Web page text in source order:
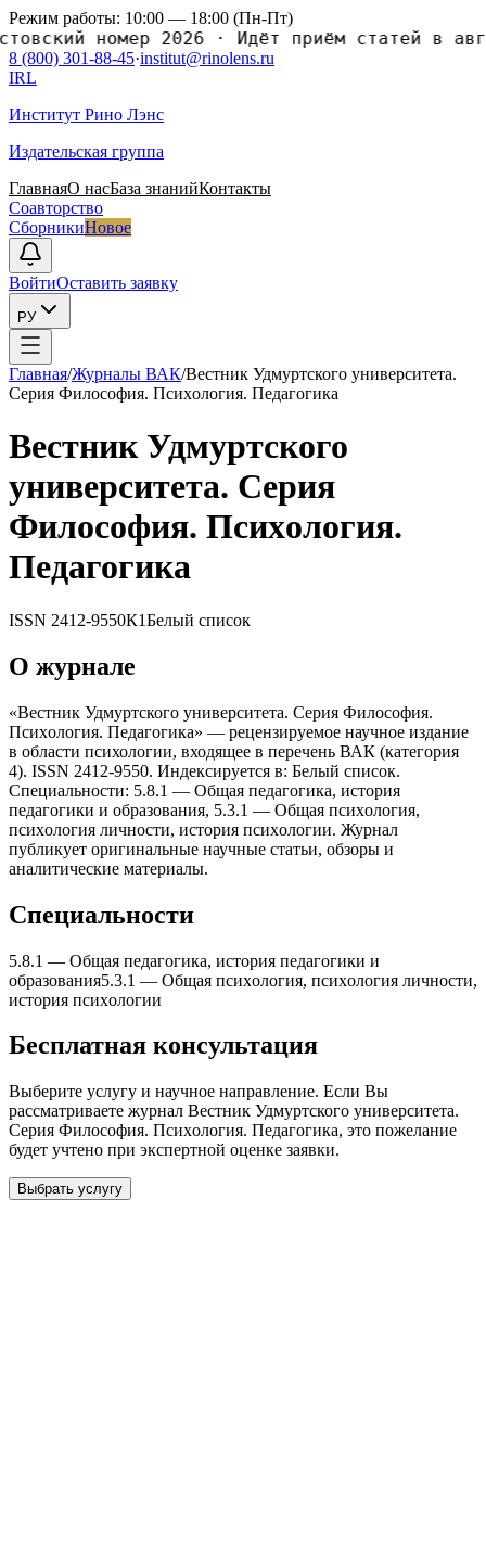
Режим работы: 10:00 — 18:00 (Пн-Пт)
номер 2026·Идёт приём статей в
8 (800) 301-88-45·institut@rinolens.ru
IRL
Институт Рино Лэнс
Издательская группа
ГлавнаяО насБаза знанийКонтакты
Соавторство
СборникиНовое
ВойтиОставить заявку
РУ
Главная/Журналы ВАК/Вестник Удмуртского университета.
Серия Философия. Псиxология. Педагогика
Вестник Удмуртского
университета. Серия
Философия. Псиxология.
Педагогика
ISSN 2412-9550К1Белый список
О журнале
«Вестник Удмуртского университета. Серия Философия.
Псиxология. Педагогика» — рецензируемое научное издание
в области психологии, входящее в перечень ВАК (категория
4). ISSN 2412-9550. Индексируется в: Белый список.
Специальности: 5.8.1 — Общая педагогика, история
педагогики и образования, 5.3.1 — Общая псиxология,
псиxология личности, история псиxологии. Журнал
публикует оригинальные научные статьи, обзоры и
аналитические материалы.
Специальности
5.8.1 — Общая педагогика, история педагогики и
образования5.3.1 — Общая псиxология, псиxология личности,
история псиxологии
Бесплатная консультация
Выберите услугу и научное направление. Если Вы
рассматриваете журнал Вестник Удмуртского университета.
Серия Философия. Псиxология. Педагогика, это пожелание
будет учтено при экспертной оценке заявки.
Выбрать услугу